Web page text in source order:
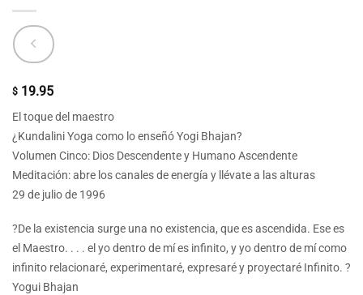
$ 19.95
El toque del maestro
¿Kundalini Yoga como lo enseñó Yogi Bhajan?
Volumen Cinco: Dios Descendente y Humano Ascendente
Meditación: abre los canales de energía y llévate a las alturas
29 de julio de 1996
?De la existencia surge una no existencia, que es ascendida. Ese es
el Maestro. . . . el yo dentro de mí es infinito, y yo dentro de mí como
infinito relacionaré, experimentaré, expresaré y proyectaré Infinito. ?
Yogui Bhajan